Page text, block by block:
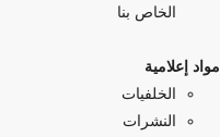
الخاص بنا
مواد إعلامية
الخلفيات
النشرات